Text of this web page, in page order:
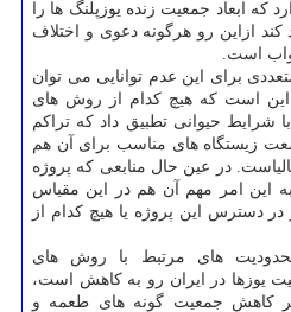
كه ابعاد جمعیت زنده یوزپلنگ ها را
ازاین رو هرگونه دعوی و اختلاف
است.
برای این عدم توانایی می توان
این است كه هیچ كدام از روش های
شرایط حیوانی تطبیق داد كه تراكم
زیستگاه های مناسب برای آن هم
در عین حال منابعی كه پروژه
این امر مهم آن هم در این مقیاس
در دسترس این پروژه یا هیچ كدام از
های مرتبط با روش های
یوزها در ایران رو به كاهش است،
كاهش جمعیت گونه های طعمه و